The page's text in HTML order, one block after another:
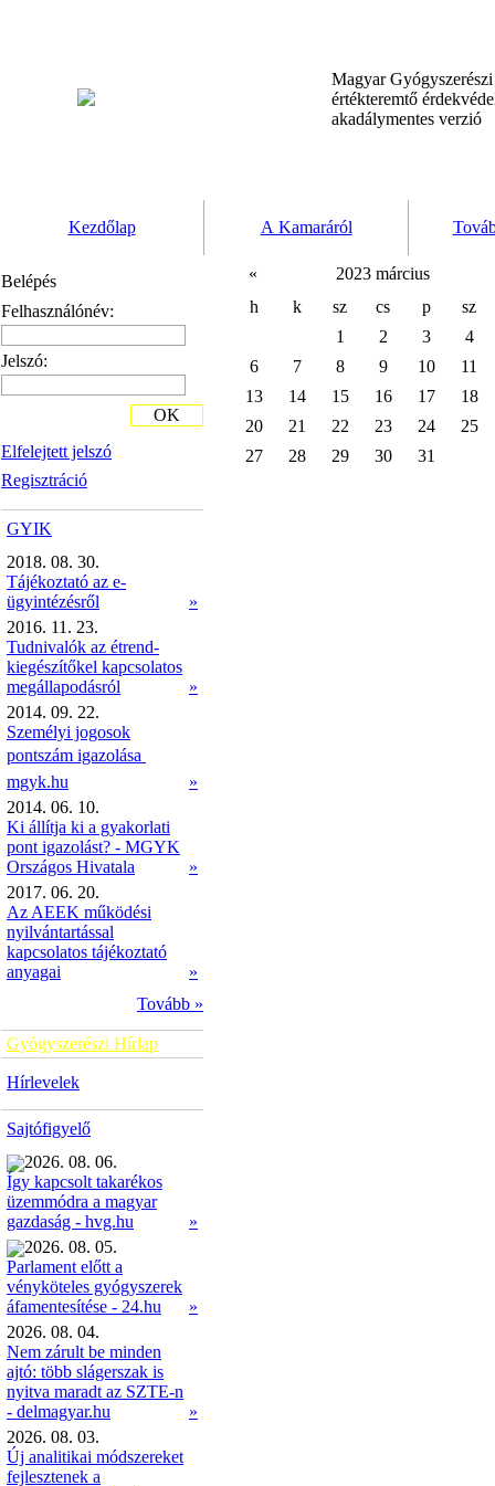
Magyar
értékteremtő
akadálymentes verzió
Kezdőlap A Kamaráról
Belépés
Felhasználónév:
Jelszó:
Elfelejtett jelszó
Regisztráció
OK
GYIK
2018. 08. 30.
Tájékoztató az e-
ügyintézésről
»
2016. 11. 23.
Tudnivalók az étrend-
kiegészítőkel kapcsolatos
megállapodásról
»
2014. 09. 22.
Személyi jogosok
pontszám igazolása 
mgyk.hu
»
2014. 06. 10.
Ki állítja ki a gyakorlati
pont igazolást? - MGYK
Országos Hivatala
»
2017. 06. 20.
Az AEEK működési
nyilvántartással
kapcsolatos tájékoztató
anyagai
»
Tovább »
Gyógyszerészi Hírlap
Hírlevelek
Sajtófigyelő
2026. 08. 06.
Így kapcsolt takarékos
üzemmódra a magyar
gazdaság - hvg.hu
»
2026. 08. 05.
Parlament előtt a
vényköteles gyógyszerek
áfamentesítése - 24.hu
»
2026. 08. 04.
Nem zárult be minden
ajtó: több slágerszak is
nyitva maradt az SZTE-n
- delmagyar.hu
»
2026. 08. 03.
Új analitikai módszereket
fejlesztenek a
«
2023 március
h
k sz cs p
sz
1
2 3
4
6
7 8 9 10
11
13
14 15 16 17
18
20
21 22 23 24
25
27
28 29 30 31